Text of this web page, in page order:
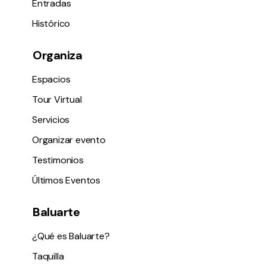
Entradas
Histórico
Organiza
Espacios
Tour Virtual
Servicios
Organizar evento
Testimonios
Últimos Eventos
Baluarte
¿Qué es Baluarte?
Taquilla